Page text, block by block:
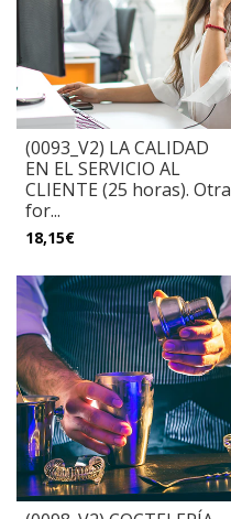
(0093_V2) LA CALIDAD
EN EL SERVICIO AL
CLIENTE (25 horas). Otra
for...
18,15€